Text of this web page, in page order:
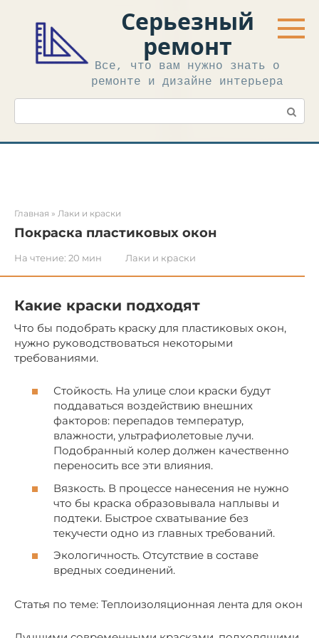
контенту
Серьезный
ремонт
Все, что вам нужно знать о
ремонте и дизайне интерьера
Поиск:
Главная » Лаки и краски
Покраска пластиковых окон
На чтение: 20 мин Лаки и краски
Какие краски подходят
Что бы подобрать краску для пластиковых окон,
нужно руководствоваться некоторыми
требованиями.
Стойкость. На улице слои краски будут
поддаваться воздействию внешних
факторов: перепадов температур,
влажности, ультрафиолетовые лучи.
Подобранный колер должен качественно
переносить все эти влияния.
Вязкость. В процессе нанесения не нужно
что бы краска образовывала наплывы и
подтеки. Быстрое схватывание без
текучести одно из главных требований.
Экологичность. Отсутствие в составе
вредных соединений.
Статья по теме: Теплоизоляционная лента для окон